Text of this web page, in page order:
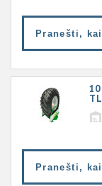
Pranešti,
TL
Pranešti,